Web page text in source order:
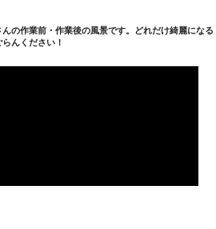
んの作業前・作業後の風景です。どれだけ綺麗になる
んください！